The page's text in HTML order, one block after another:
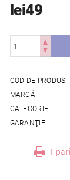
lei49
COD DE PRODUS
MARCĂ
CATEGORIE
GARANŢIE